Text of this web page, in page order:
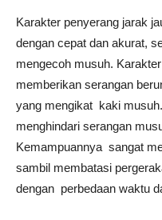
Karakter penyerang jarak
dengan cepat dan akurat,
mengecoh musuh.
memberikan serangan
yang mengikat kaki
menghindari serangan
Kemampuannya sangat
sambil membatasi
dengan perbedaan waktu